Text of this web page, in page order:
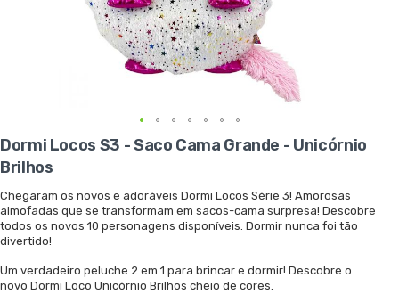
Saltar
o
da
Galeria
de
imagens
Dormi Locos S3 - Saco Cama Grande - Unicórnio
Brilhos
Chegaram os novos e adoráveis Dormi Locos Série 3! Amorosas
almofadas que se transformam em sacos-cama surpresa! Descobre
todos os novos 10 personagens disponíveis. Dormir nunca foi tão
divertido!
Um verdadeiro peluche 2 em 1 para brincar e dormir! Descobre o
novo Dormi Loco Unicórnio Brilhos cheio de cores.